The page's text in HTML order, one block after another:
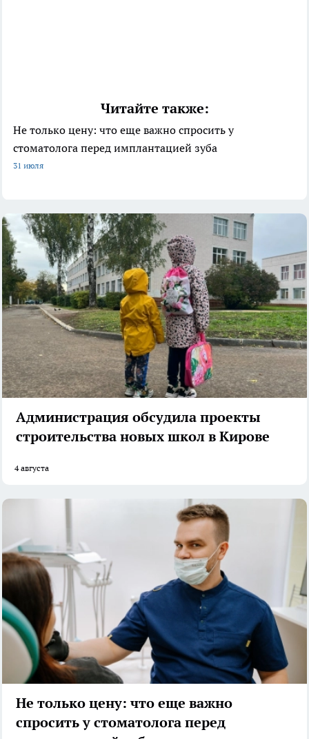
Читайте также:
Не только цену: что еще важно спросить у
стоматолога перед имплантацией зуба
31 июля
Администрация обсудила проекты
строительства новых школ в Кирове
4 августа
Не только цену: что еще важно
спросить у стоматолога перед